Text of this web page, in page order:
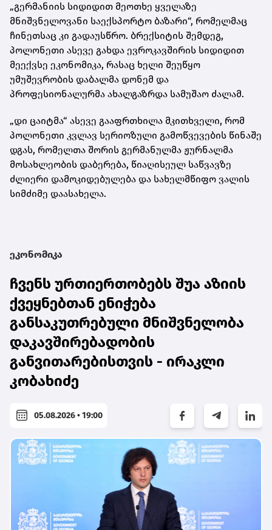
„გერმანიის სიდიდით მეოთხე ყველაზე
მნიშვნელოვანი საექსპორტო ბაზარი“, რომელმაც
ჩინეთსაც კი გადაუსწრო. ბრექსიტის შემდეგ,
პოლონეთი ასევე გახდა ევროკავშირის სიდიდით
მეექვსე ეკონომიკა, რასაც ხელი შეუწყო
უმუშევრობის დაბალმა დონემ და
პროფესიონალურმა ახალგაზრდა სამუშაო ძალამ.
„დი ცაიტმა“ ასევე გააფრთხილა მკითხველი, რომ
პოლონეთი კვლავ სერიოზული გამოწვევების წინაშე
დგას, რომელთა შორის გერმანულმა ჟურნალმა
მოსახლეობის დაბერება, წიაღისეულ საწვავზე
ძლიერი დამოკიდებულება და სახელმწიფო ვალის
სიმძიმე დაასახელა.
ეკონომიკა
ჩვენს ურთიერთობებს შუა აზიის
ქვეყნებთან ენიჭება
განსაკუთრებული მნიშვნელობა
დაკავშირებადობის
განვითარებისთვის - ირაკლი
კობახიძე
05.08.2026 • 19:00